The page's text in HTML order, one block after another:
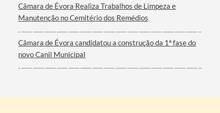
Câmara de Évora Realiza Trabalhos de Limpeza e
Manutenção no Cemitério dos Remédios
Câmara de Évora candidatou a construção da 1ª fase do
novo Canil Municipal